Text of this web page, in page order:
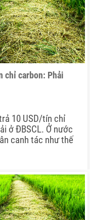
chỉ carbon: Phải
10 USD/tín chỉ
ở ĐBSCL. Ở nước
canh tác như thế